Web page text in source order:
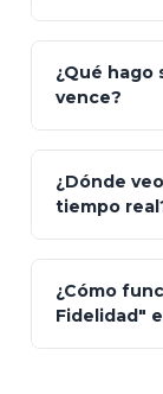
¿Qué hago
vence?
de Cobro
¿Dónde
tiempo
¿Cómo
Fidelidad"